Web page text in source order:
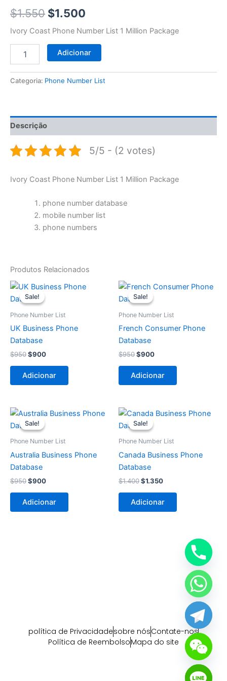
$1.550 $1.500
Ivory Coast Phone Number List 1 Million Package
Adicionar
Categoria: Phone Number List
Descrição
5/5 - (2 votes)
Ivory Coast Phone Number List 1 Million Package
phone number database
mobile number list
phone numbers
Produtos Relacionados
Sale!
Sale!
Phone Number List
UK Business Phone
Database
$950
O
preço
original
$950.
$900
O
$900.
Adicionar
Sale!
Sale!
Phone Number List
French Consumer Phone
Database
$950
O
preço
original
$950.
$900
O
$900.
Adicionar
Sale!
Sale!
Phone Number List
Australia Business Phone
Database
$950
O
preço
original
$950.
$900
O
$900.
Adicionar
Sale!
Sale!
Phone Number List
Canada Business Phone
Database
$1.400
O
preço
original
$1.400.
$1.350
O
$1.350.
Adicionar
política de Privacidadesobre nósContate-nos
Política de ReembolsoMapa do site